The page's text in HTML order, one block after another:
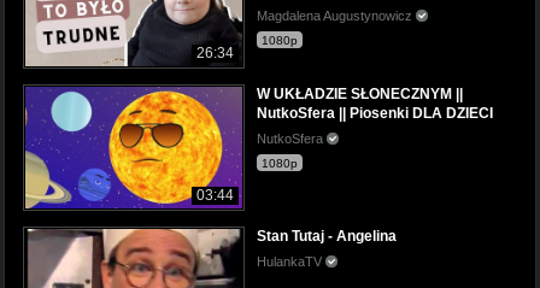
26:34
Magdalena Augustynowicz
1080p
03:44
W UKŁADZIE SŁONECZNYM ||
NutkoSfera || Piosenki DLA DZIECI
NutkoSfera
1080p
Stan Tutaj - Angelina
HulankaTV